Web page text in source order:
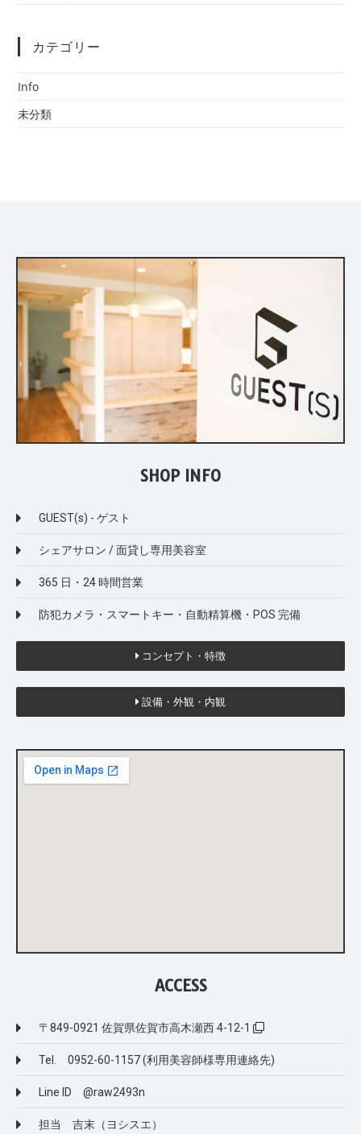
カテゴリー
Info
未分類
SHOP INFO
GUEST(s) - ゲスト
シェアサロン / 面貸し専用美容室
365 日・24 時間営業
防犯カメラ・スマートキー・自動精算機・POS 完備
コンセプト・特徴
設備・外観・内観
ACCESS
〒849-0921 佐賀県佐賀市高木瀬西 4-12-1
Tel. 0952-60-1157 (利用美容師様専用連絡先)
Line ID @raw2493n
担当 吉末（ヨシスエ）